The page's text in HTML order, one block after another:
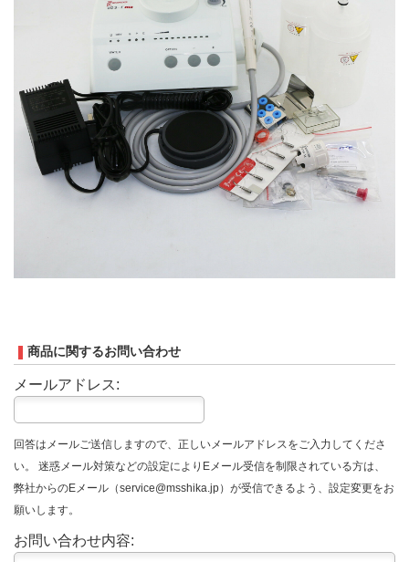
商品に関するお問い合わせ
メールアドレス:
回答はメールご送信しますので、正しいメールアドレスをご入力してくださ
い。 迷惑メール対策などの設定によりEメール受信を制限されている方は、
弊社からのEメール（service@msshika.jp）が受信できるよう、設定変更をお
願いします。
お問い合わせ内容: